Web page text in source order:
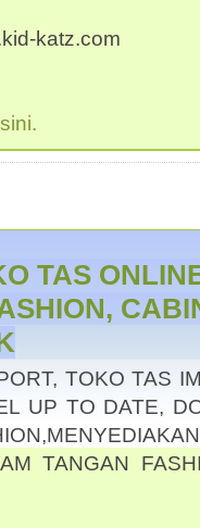
katz.com
TAS
TOKO TAS
UP TO DATE,
TANGAN